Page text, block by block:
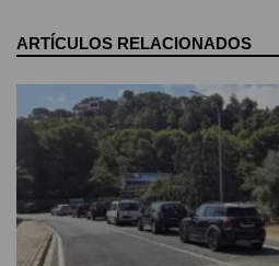
ARTÍCULOS RELACIONADOS